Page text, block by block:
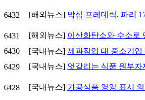
6432 [해외뉴스] 막심 프레데릭, 파리
6431 [해외뉴스] 이산화탄소와 수소로
6430
[국내뉴스] 제과점업 대 중소기
6429
[국내뉴스] 엇갈리는 식품 원부자
6428 [국내뉴스] 가공식품 영양 표시